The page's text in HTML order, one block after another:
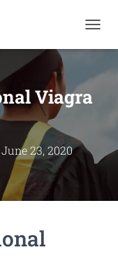
O
G
I
Viagra
June 23, 2020